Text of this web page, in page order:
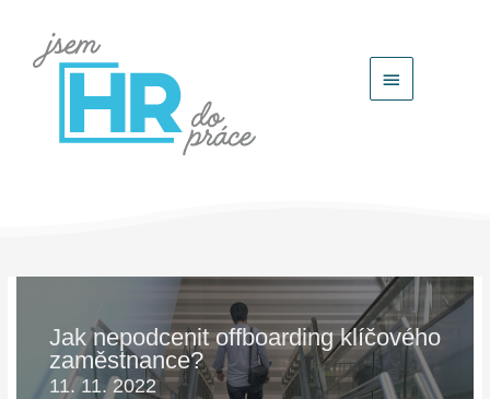
Hlavní
Jak nepodcenit offboarding klíčového
zaměstnance?
11. 11. 2022